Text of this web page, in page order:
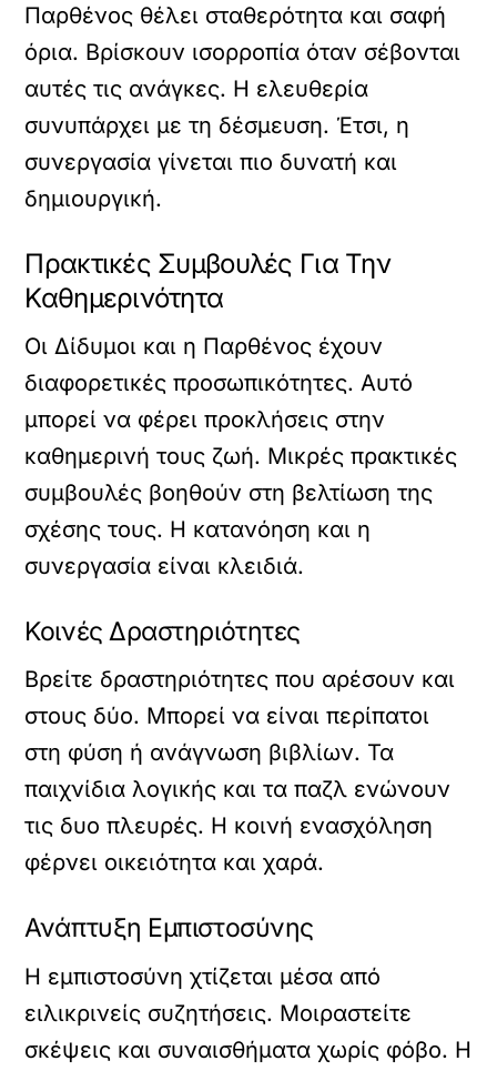
Παρθένος θέλει σταθερότητα και σαφή
όρια. Βρίσκουν ισορροπία όταν σέβονται
αυτές τις ανάγκες. Η ελευθερία
συνυπάρχει με τη δέσμευση. Έτσι, η
συνεργασία γίνεται πιο δυνατή και
δημιουργική.
Πρακτικές Συμβουλές Για Την
Καθημερινότητα
Οι Δίδυμοι και η Παρθένος έχουν
διαφορετικές προσωπικότητες. Αυτό
μπορεί να φέρει προκλήσεις στην
καθημερινή τους ζωή. Μικρές πρακτικές
συμβουλές βοηθούν στη βελτίωση της
σχέσης τους. Η κατανόηση και η
συνεργασία είναι κλειδιά.
Κοινές Δραστηριότητες
Βρείτε δραστηριότητες που αρέσουν και
στους δύο. Μπορεί να είναι περίπατοι
στη φύση ή ανάγνωση βιβλίων. Τα
παιχνίδια λογικής και τα παζλ ενώνουν
τις δυο πλευρές. Η κοινή ενασχόληση
φέρνει οικειότητα και χαρά.
Ανάπτυξη Εμπιστοσύνης
Η εμπιστοσύνη χτίζεται μέσα από
ειλικρινείς συζητήσεις. Μοιραστείτε
σκέψεις και συναισθήματα χωρίς φόβο. Η